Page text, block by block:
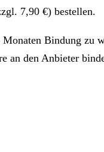
7,90 €) bestellen.
Bindung zu
an den Anbieter